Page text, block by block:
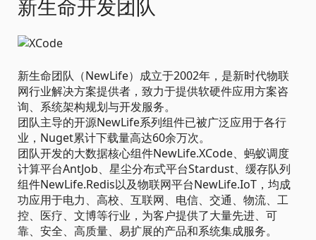
新生命开发团队
新生命团队（NewLife）成立于2002年，是新时代物联
网行业解决方案提供者，致力于提供软硬件应用方案咨
询、系统架构规划与开发服务。
团队主导的开源NewLife系列组件已被广泛应用于各行
业，Nuget累计下载量高达60余万次。
团队开发的大数据核心组件NewLife.XCode、蚂蚁调度
计算平台AntJob、星尘分布式平台Stardust、缓存队列
组件NewLife.Redis以及物联网平台NewLife.IoT，均成
功应用于电力、高校、互联网、电信、交通、物流、工
控、医疗、文博等行业，为客户提供了大量先进、可
靠、安全、高质量、易扩展的产品和系统集成服务。